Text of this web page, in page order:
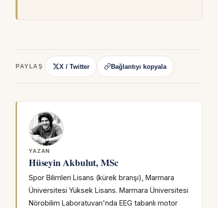
PAYLAŞ X / Twitter Bağlantıyı kopyala
YAZAN
Hüseyin Akbulut, MSc
Spor Bilimleri Lisans (kürek branşı), Marmara
Üniversitesi Yüksek Lisans. Marmara Üniversitesi
Nörobilim Laboratuvarı'nda EEG tabanlı motor